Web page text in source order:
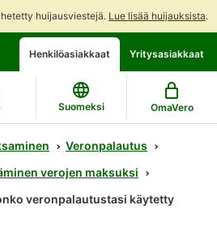
huijausviestejä. Lue lisää huijauksista.
Siirry
suoraan
sisältöön
Siirry
koko
sivuston
hakuun
Avaa
chattibotin
keskustelu
Henkilöasiakkaat Yritysasiakkaat
Suomeksi OmaVero
Veronpalautus
verojen maksuksi
veronpalautustasi käytetty